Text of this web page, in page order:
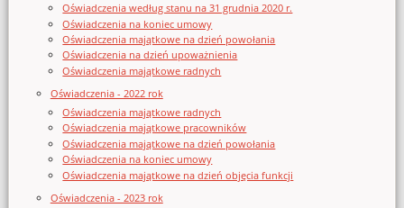
Oświadczenia według stanu na 31 grudnia 2020 r.
Oświadczenia na koniec umowy
Oświadczenia majątkowe na dzień powołania
Oświadczenia na dzień upoważnienia
Oświadczenia majątkowe radnych
Oświadczenia - 2022 rok
Oświadczenia majątkowe radnych
Oświadczenia majątkowe pracowników
Oświadczenia majątkowe na dzień powołania
Oświadczenia na koniec umowy
Oświadczenia majątkowe na dzień objęcia funkcji
Oświadczenia - 2023 rok